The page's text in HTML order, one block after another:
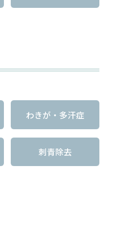
わきが・多汗症
刺青除去